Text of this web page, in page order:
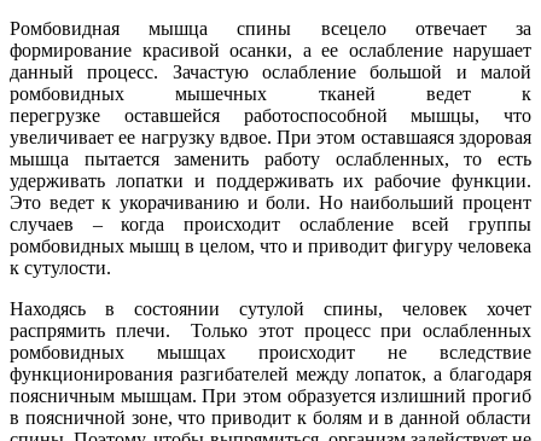
Ромбовидная мышца спины всецело отвечает за
формирование красивой осанки, а ее ослабление нарушает
данный процесс. Зачастую ослабление большой и малой
ромбовидных мышечных тканей ведет к
перегрузке оставшейся работоспособной мышцы, что
увеличивает ее нагрузку вдвое. При этом оставшаяся здоровая
мышца пытается заменить работу ослабленных, то есть
удерживать лопатки и поддерживать их рабочие функции.
Это ведет к укорачиванию и боли. Но наибольший процент
случаев – когда происходит ослабление всей группы
ромбовидных мышц в целом, что и приводит фигуру человека
к сутулости.
Находясь в состоянии сутулой спины, человек хочет
распрямить плечи. Только этот процесс при ослабленных
ромбовидных мышцах происходит не вследствие
функционирования разгибателей между лопаток, а благодаря
поясничным мышцам. При этом образуется излишний прогиб
в поясничной зоне, что приводит к болям и в данной области